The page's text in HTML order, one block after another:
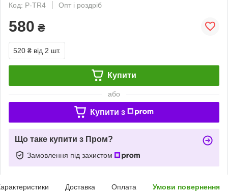
Код: P-TR4
Опт і роздріб
580 ₴
520 ₴ від 2 шт.
Купити
або
Купити з
Що таке купити з Пром?
Замовлення під захистом
Доставка Оплата Умови повернення